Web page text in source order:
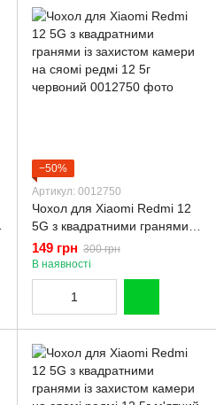
−50%
Артикул: 0012750
Чохол для Xiaomi Redmi 12
5G з квадратними гранями із
захистом камери на сяомі
редмі 12 5г червоний
149 грн 300 грн
В наявності